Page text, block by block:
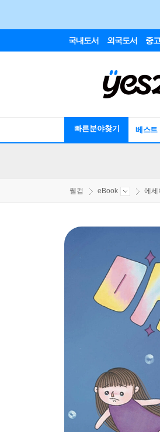
국내도서 외국도서 중
빠른분야찾기 베스트
웰컴 eBook 에세